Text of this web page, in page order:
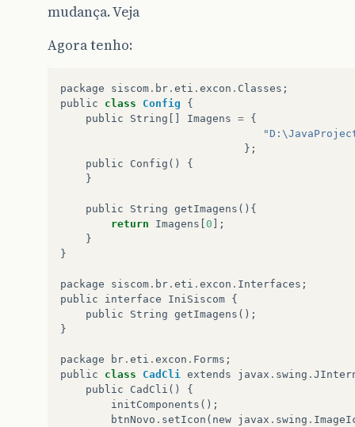
mudança. Veja
Agora tenho:
package siscom . br . eti . excon . Classes ;
public
class Config
{
public
String [] Imagens = {
};
public
Config ()
{
}
public String getImagens (){
return
Imagens [0 ];
}
}
package siscom . br . eti . excon . Interfaces ;
public
interface IniSiscom {
public
String getImagens ();
}
package br . eti . excon . Forms ;
public
class CadCli extends javax . swing .
public
CadCli ()
{
initComponents ();
btnNovo . setIcon ( new javax . swing .